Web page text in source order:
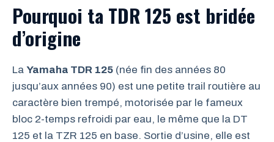
Pourquoi ta TDR 125 est bridée
d’origine
La Yamaha TDR 125 (née fin des années 80
jusqu’aux années 90) est une petite trail routière au
caractère bien trempé, motorisée par le fameux
bloc 2-temps refroidi par eau, le même que la DT
125 et la TZR 125 en base. Sortie d’usine, elle est